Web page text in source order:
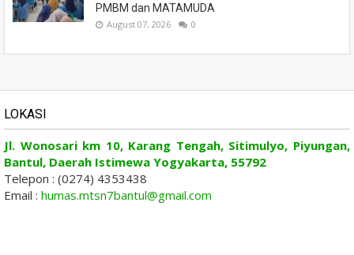
PMBM dan MATAMUDA
August 07, 2026 0
LOKASI
Jl. Wonosari km 10, Karang Tengah, Sitimulyo, Piyungan,
Bantul, Daerah Istimewa Yogyakarta, 55792
Telepon : (0274) 4353438
Email : humas.mtsn7bantul@gmail.com